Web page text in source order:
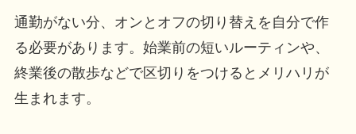
通勤がない分、オンとオフの切り替えを自分で作
る必要があります。始業前の短いルーティンや、
終業後の散歩などで区切りをつけるとメリハリが
生まれます。